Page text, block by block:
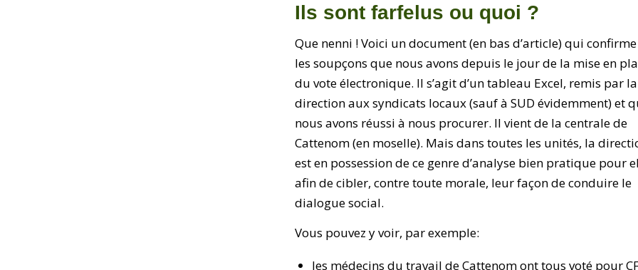
Ils sont farfelus ou quoi ?
Que nenni ! Voici un document (en bas d’article) qui confirme
les soupçons que nous avons depuis le jour de la mise en
du vote électronique. Il s’agit d’un tableau Excel, remis par la
direction aux syndicats locaux (sauf à SUD évidemment) et
nous avons réussi à nous procurer. Il vient de la centrale de
Cattenom (en moselle). Mais dans toutes les unités, la
est en possession de ce genre d’analyse bien pratique pour
afin de cibler, contre toute morale, leur façon de conduire le
dialogue social.
Vous pouvez y voir, par exemple:
les médecins du travail de Cattenom ont tous voté pour